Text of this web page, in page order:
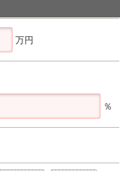
万円
％